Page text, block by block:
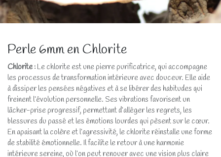
Perle 6mm en Chlorite
Chlorite : Le chlorite est une pierre purificatrice, qui accompagne
les processus de transformation intérieure avec douceur. Elle aide
à dissiper les pensées négatives et à se libérer des habitudes qui
freinent l’évolution personnelle. Ses vibrations favorisent un
lâcher-prise progressif, permettant d’alléger les regrets, les
blessures du passé et les émotions lourdes qui pèsent sur le cœur.
En apaisant la colère et l’agressivité, le chlorite réinstalle une forme
de stabilité émotionnelle. Il facilite le retour à une harmonie
intérieure sereine, où l’on peut renouer avec une vision plus claire